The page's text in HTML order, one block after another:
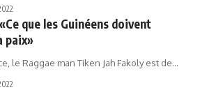
que les Guinéens doivent
paix»
le Raggae man Tiken Jah Fakoly est de…